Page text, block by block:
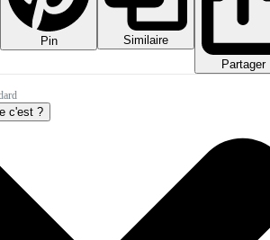
Pin
Similaire
Partager
c'est ?